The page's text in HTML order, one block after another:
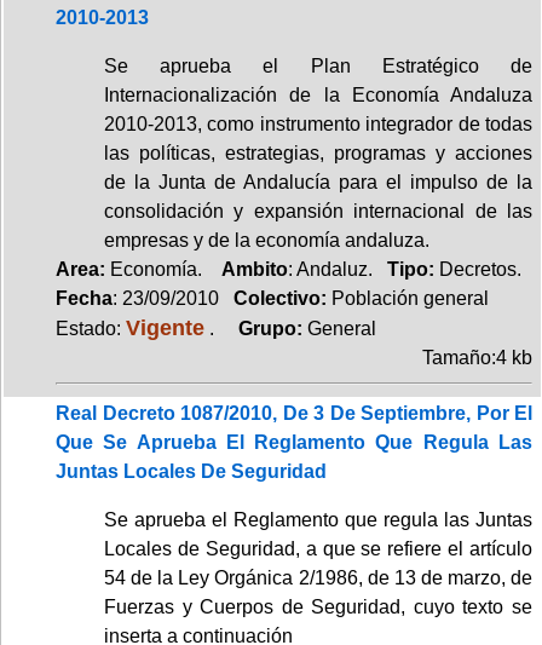
2010-2013
Se aprueba el Plan Estratégico de
Internacionalización de la Economía Andaluza
2010-2013, como instrumento integrador de todas
las políticas, estrategias, programas y acciones
de la Junta de Andalucía para el impulso de la
consolidación y expansión internacional de las
empresas y de la economía andaluza.
Area: Economía. Ambito: Andaluz. Tipo: Decretos.
Fecha: 23/09/2010 Colectivo: Población general
Estado: Vigente . Grupo: General
Tamaño:4 kb
Real Decreto 1087/2010, De 3 De Septiembre, Por El
Que Se Aprueba El Reglamento Que Regula Las
Juntas Locales De Seguridad
Se aprueba el Reglamento que regula las Juntas
Locales de Seguridad, a que se refiere el artículo
54 de la Ley Orgánica 2/1986, de 13 de marzo, de
Fuerzas y Cuerpos de Seguridad, cuyo texto se
inserta a continuación